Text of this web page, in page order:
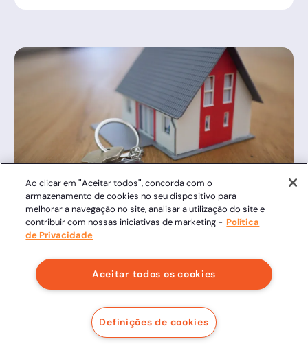
Gustavo Reis
Assinaturas eletrônicas em contrato
de compra e venda de imóvel
Ver mais
Ao clicar em "Aceitar todos", concorda com o
armazenamento de cookies no seu dispositivo para
melhorar a navegação no site, analisar a utilização do site e
contribuir com nossas iniciativas de marketing - Política
de Privacidade
Aceitar todos os cookies
Definições de cookies